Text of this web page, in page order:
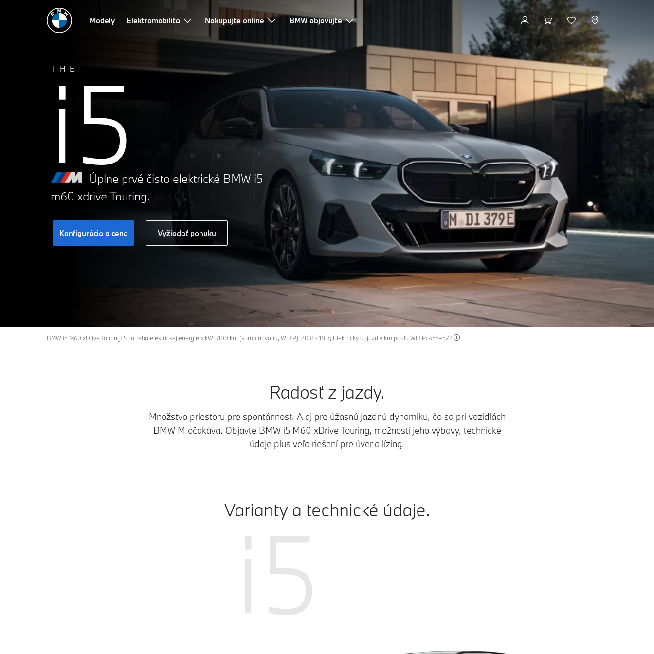
Modely Elektromobilita Nakupujte online BMW objavujte
THE
i5
Úplne prvé čisto elektrické BMW i5
m60 xdrive Touring.
Konfigurácia a cena Vyžiadať ponuku
BMW i5 M60 xDrive Touring: Spotreba elektrickej energie v kWh/100 km (kombinovaná, WLTP): 20,8 - 18,3; Elektrický dojazd v km podľa WLTP: 455–522
Technické údaje Výkonnosť Dizajn Dojazd a nabíjanie Technológie Úver a lízing Poradenstvo a služby Konfigurácia a cena
Radosť z jazdy.
Množstvo priestoru pre spontánnosť. A aj pre úžasnú jazdnú dynamiku, čo sa pri vozidlách
BMW M očakáva. Objavte BMW i5 M60 xDrive Touring, možnosti jeho výbavy, technické
údaje plus veľa riešení pre úver a lízing.
Varianty a technické údaje.
i5